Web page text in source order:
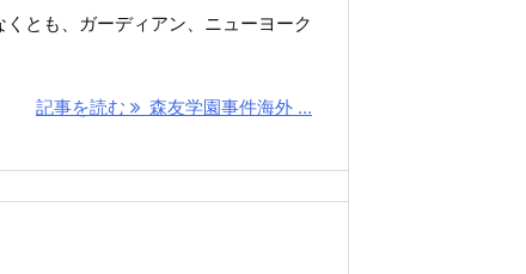
とも、ガーディアン、ニューヨーク
記事を読む 森友学園事件海外 ...